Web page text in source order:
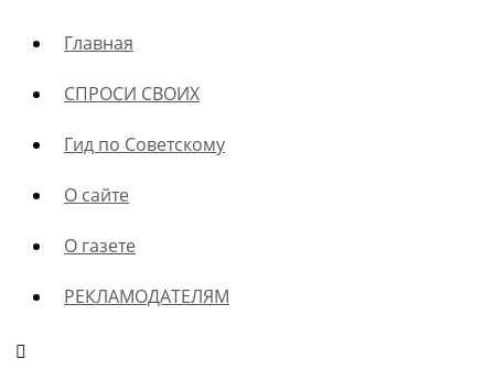
Главная
СПРОСИ СВОИХ
Гид по Советскому
О сайте
О газете
РЕКЛАМОДАТЕЛЯМ